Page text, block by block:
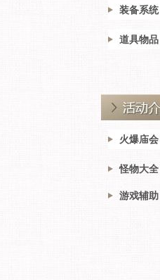
装备系统
道具物品
火爆庙会
怪物大全
游戏辅助